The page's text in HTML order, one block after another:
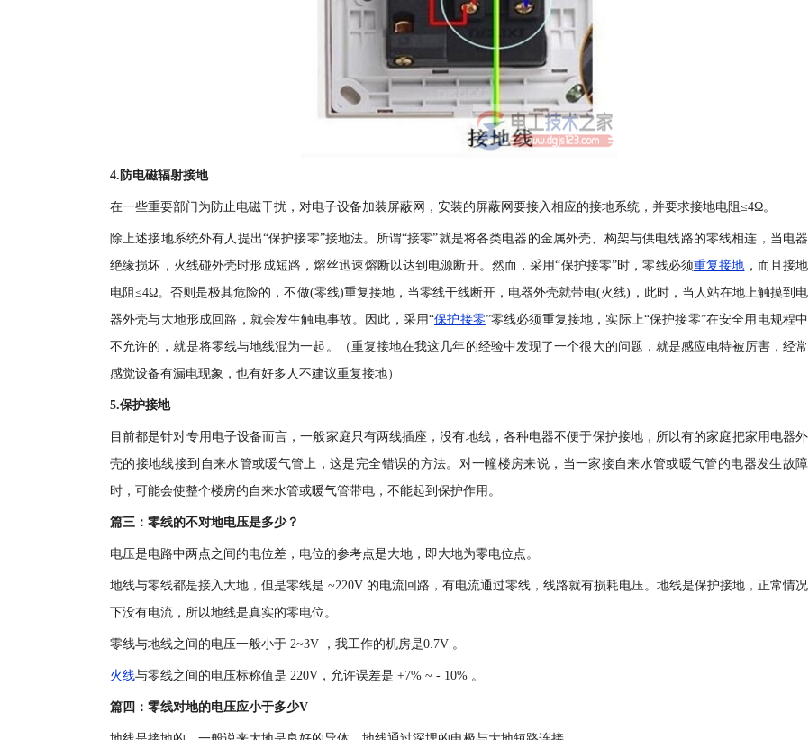
4.防电磁辐射接地
在一些重要部门为防止电磁干扰，对电子设备加装屏蔽网，安装的屏蔽网要接入相应的接地系统，并要求接地电阻≤4Ω。
除上述接地系统外有人提出“保护接零”接地法。所谓“接零”就是将各类电器的金属外壳、构架与供电线路的零线相连，当电器
绝缘损坏，火线碰外壳时形成短路，熔丝迅速熔断以达到电源断开。然而，采用“保护接零”时，零线必须重复接地 ，而且接地
电阻≤4Ω。否则是极其危险的，不做(零线)重复接地，当零线干线断开，电器外壳就带电(火线)，此时，当人站在地上触摸到电
器外壳与大地形成回路，就会发生触电事故。因此，采用“保护接零”零线必须重复接地，实际上“保护接零”在安全用电规程中
不允许的，就是将零线与地线混为一起。（重复接地在我这几年的经验中发现了一个很大的问题，就是感应电特被厉害，经常
感觉设备有漏电现象，也有好多人不建议重复接地）
5.保护接地
目前都是针对专用电子设备而言，一般家庭只有两线插座，没有地线，各种电器不便于保护接地，所以有的家庭把家用电器外
壳的接地线接到自来水管或暖气管上，这是完全错误的方法。对一幢楼房来说，当一家接自来水管或暖气管的电器发生故障
时，可能会使整个楼房的自来水管或暖气管带电，不能起到保护作用。
篇三：零线的不对地电压是多少？
电压是电路中两点之间的电位差，电位的参考点是大地，即大地为零电位点。
地线与零线都是接入大地，但是零线是 ~220V 的电流回路，有电流通过零线，线路就有损耗电压。地线是保护接地，正常情况
下没有电流，所以地线是真实的零电位。
零线与地线之间的电压一般小于 2~3V ，我工作的机房是0.7V 。
火线与零线之间的电压标称值是 220V，允许误差是 +7% ~ - 10% 。
篇四：零线对地的电压应小于多少V